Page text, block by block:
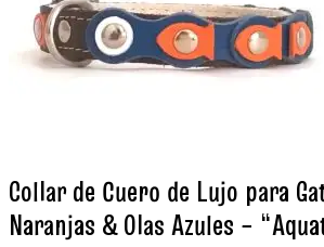
Collar de Cuero de Lujo para
Naranjas & Olas Azules –